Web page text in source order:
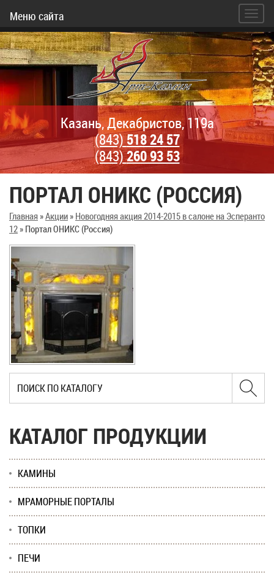
Меню сайта
Казань, Декабристов, 119а
(843)518 24 57
(843)260 93 53
ПОРТАЛ ОНИКС (РОССИЯ)
Главная»Акции» Новогодняя акция 2014-2015 в салоне на Эсперанто
12» Портал ОНИКС (Россия)
КАТАЛОГ ПРОДУКЦИИ
КАМИНЫ
МРАМОРНЫЕ ПОРТАЛЫ
ТОПКИ
ПЕЧИ